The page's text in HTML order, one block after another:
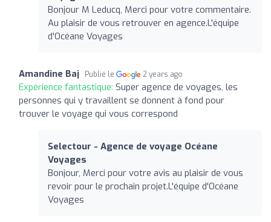
Bonjour M Leducq, Merci pour votre commentaire.
Au plaisir de vous retrouver en agence.L'équipe
d'Océane Voyages
Amandine Baj Publié le 2 years ago
Expérience fantastique: Super agence de voyages, les
personnes qui y travaillent se donnent à fond pour
trouver le voyage qui vous correspond
Selectour - Agence de voyage Océane
Voyages
Bonjour, Merci pour votre avis au plaisir de vous
revoir pour le prochain projet.L'équipe d'Océane
Voyages